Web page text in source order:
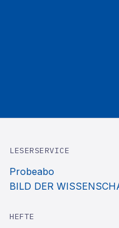
LESERSERVICE
Probeabo
BILD DER
HEFTE